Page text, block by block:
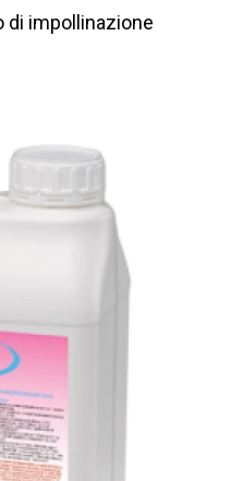
di impollinazione